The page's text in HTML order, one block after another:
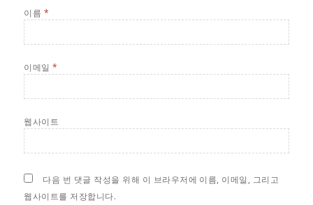
이름 *
이메일*
웹사이트
다음 번 댓글 작성을 위해 이 브라우저에 이름, 이메일, 그리고
웹사이트를 저장합니다.